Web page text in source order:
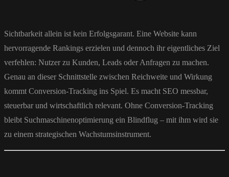
Sichtbarkeit allein ist kein Erfolgsgarant. Eine Website kann
hervorragende Rankings erzielen und dennoch ihr eigentliches Ziel
verfehlen: Nutzer zu Kunden, Leads oder Anfragen zu machen.
Genau an dieser Schnittstelle zwischen Reichweite und Wirkung
kommt Conversion-Tracking ins Spiel. Es macht SEO messbar,
steuerbar und wirtschaftlich relevant. Ohne Conversion-Tracking
bleibt Suchmaschinenoptimierung ein Blindflug – mit ihm wird sie
zu einem strategischen Wachstumsinstrument.